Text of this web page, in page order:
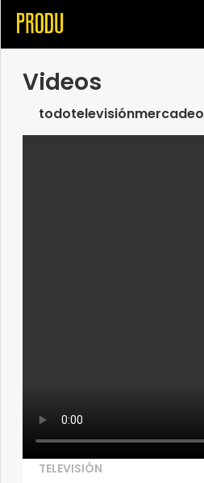
Videos
todotelevisiónmercadeo
TELEVISIÓN